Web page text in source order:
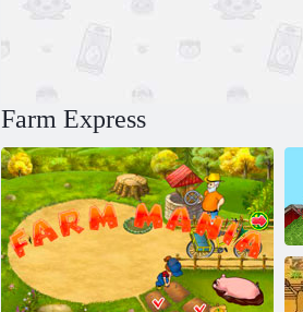
Farm Express